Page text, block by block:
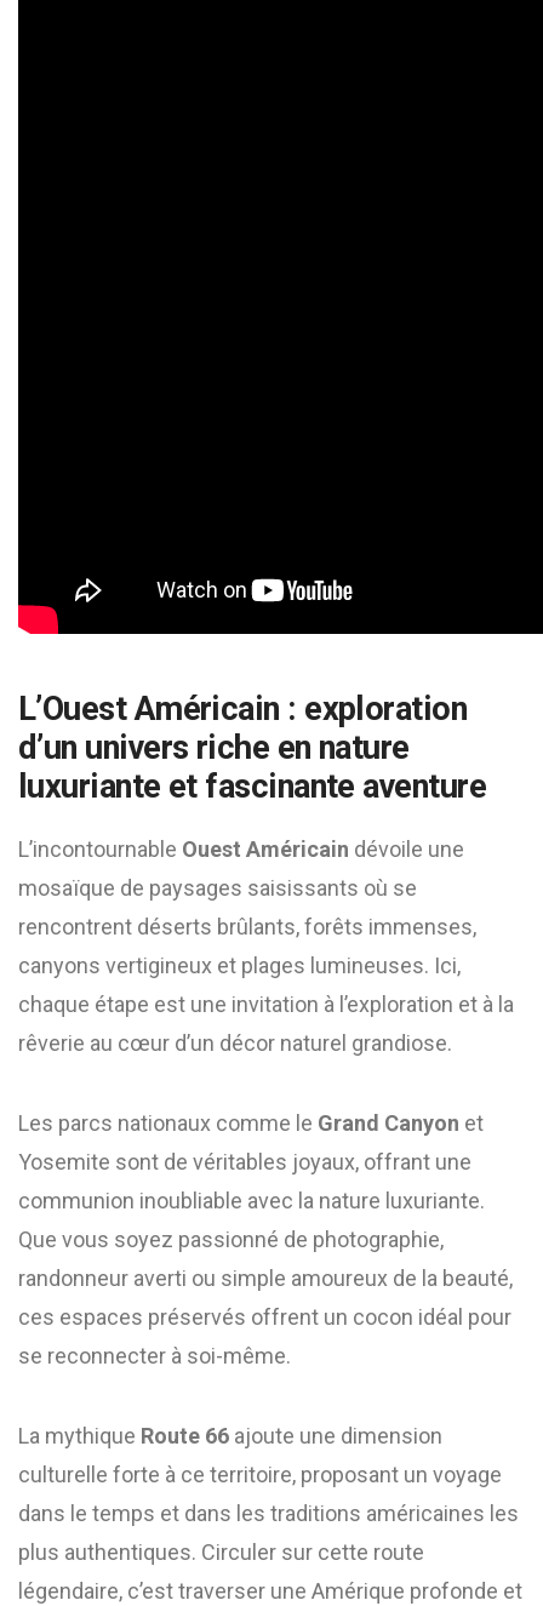
L’Ouest Américain : exploration
d’un univers riche en nature
luxuriante et fascinante aventure
L’incontournable Ouest Américain dévoile une
mosaïque de paysages saisissants où se
rencontrent déserts brûlants, forêts immenses,
canyons vertigineux et plages lumineuses. Ici,
chaque étape est une invitation à l’exploration et à la
rêverie au cœur d’un décor naturel grandiose.
Les parcs nationaux comme le Grand Canyon et
Yosemite sont de véritables joyaux, offrant une
communion inoubliable avec la nature luxuriante.
Que vous soyez passionné de photographie,
randonneur averti ou simple amoureux de la beauté,
ces espaces préservés offrent un cocon idéal pour
se reconnecter à soi-même.
La mythique Route 66 ajoute une dimension
culturelle forte à ce territoire, proposant un voyage
dans le temps et dans les traditions américaines les
plus authentiques. Circuler sur cette route
légendaire, c’est traverser une Amérique profonde et